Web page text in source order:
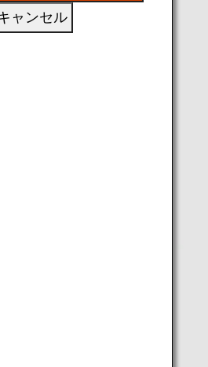
後ろ向きに取り付けます。
ャンセル